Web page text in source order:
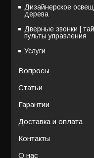
Дизайнерское
дерева
Дверные звонки |
пульты управления
Услуги
Вопросы
Статьи
Гарантии
Доставка и оплата
Контакты
О нас